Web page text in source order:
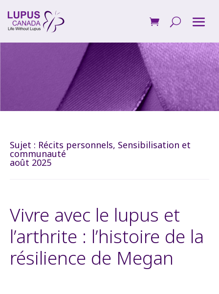
Sujet : Récits personnels, Sensibilisation et
communauté
août 2025
Vivre avec le lupus et
l’arthrite : l’histoire de la
résilience de Megan